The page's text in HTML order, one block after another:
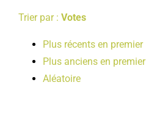
Trier par : Votes
Plus récents en premier
Plus anciens en premier
Aléatoire